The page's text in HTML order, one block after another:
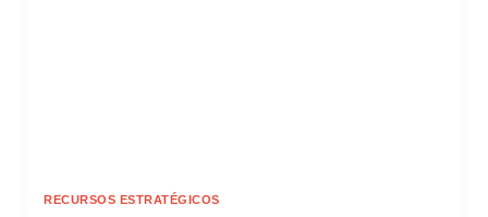
RECURSOS ESTRATÉGICOS